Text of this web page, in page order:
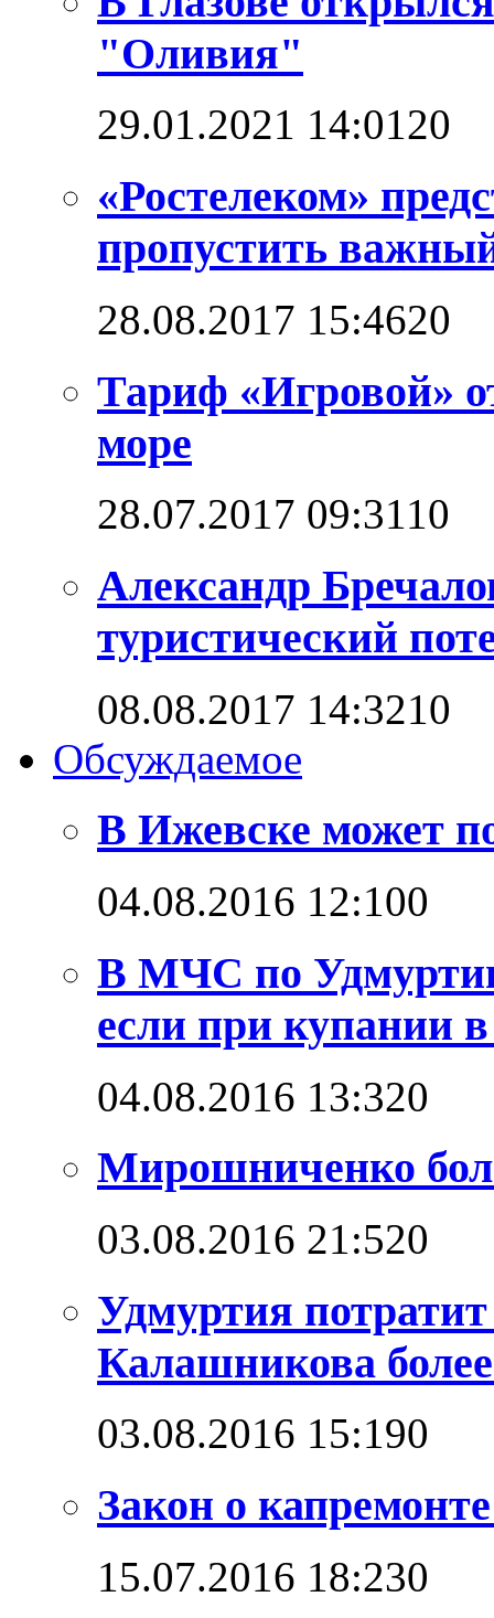
"Оливия"
29.01.2021 14:0120
«Ростелеком»
пропустить
28.08.2017 15:4620
Тариф «Игровой»
море
28.07.2017 09:3110
Александр
туристический
08.08.2017 14:3210
Обсуждаемое
В Ижевске может
04.08.2016 12:100
В МЧС по
если при купании
04.08.2016 13:320
Мирошниченко
03.08.2016 21:520
Удмуртия
Калашникова
03.08.2016 15:190
Закон о
15.07.2016 18:230